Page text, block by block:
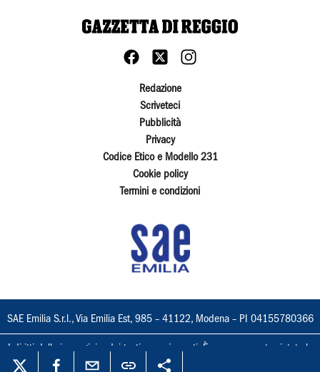
Redazione
Scriveteci
Pubblicità
Privacy
Codice Etico e Modello 231
Cookie policy
Termini e condizioni
SAE Emilia S.r.l., Via Emilia Est, 985 – 41122, Modena – PI 04155780366
I diritti delle immagini e dei testi sono riservati. È espressamente vietata la
loro riproduzione con qualsiasi mezzo e l'adattamento totale o parziale.